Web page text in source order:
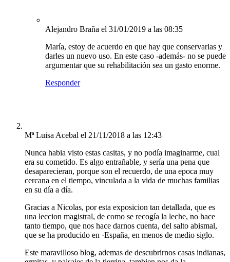
Alejandro Braña el 31/01/2019 a las 08:35
María, estoy de acuerdo en que hay que conservarlas y
darles un nuevo uso. En este caso -además- no se puede
argumentar que su rehabilitación sea un gasto enorme.
Responder
Mª Luisa Acebal el 21/11/2018 a las 12:43
Nunca habia visto estas casitas, y no podía imaginarme, cual
era su cometido. Es algo entrañable, y sería una pena que
desaparecieran, porque son el recuerdo, de una epoca muy
cercana en el tiempo, vinculada a la vida de muchas familias
en su día a día.
Gracias a Nicolas, por esta exposicion tan detallada, que es
una leccion magistral, de como se recogía la leche, no hace
tanto tiempo, que nos hace darnos cuenta, del salto abismal,
que se ha producido en ·España, en menos de medio siglo.
Este maravilloso blog, ademas de descubrirnos casas indianas,